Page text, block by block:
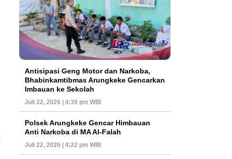
Antisipasi Geng Motor dan Narkoba,
Bhabinkamtibmas Arungkeke Gencarkan
Imbauan ke Sekolah
Juli 22, 2026 | 4:39 pm WIB
Polsek Arungkeke Gencar Himbauan
Anti Narkoba di MA Al-Falah
Juli 22, 2026 | 4:22 pm WIB